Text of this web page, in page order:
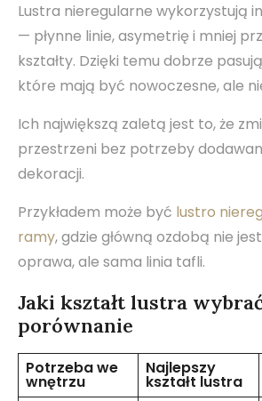
Lustra nieregularne wykorzystują
— płynne linie, asymetrię i mniej
kształty. Dzięki temu dobrze
które mają być nowoczesne, ale
Ich największą zaletą jest to, że
przestrzeni bez potrzeby
dekoracji.
Przykładem może być lustro
ramy, gdzie główną ozdobą nie
oprawa, ale sama linia tafli.
Jaki kształt lustra
porównanie
Potrzeba we
wnętrzu
Najlepszy
kształt lustra